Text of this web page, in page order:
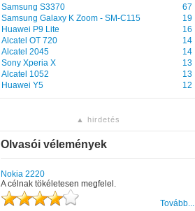
Samsung S3370
67
Samsung Galaxy K Zoom - SM-C115
19
Huawei P9 Lite
16
Alcatel OT 720
14
Alcatel 2045
14
Sony Xperia X
13
Alcatel 1052
13
Huawei Y5
12
▲ hirdetés
Olvasói vélemények
Nokia 2220
A célnak tökéletesen megfelel.
Tovább...